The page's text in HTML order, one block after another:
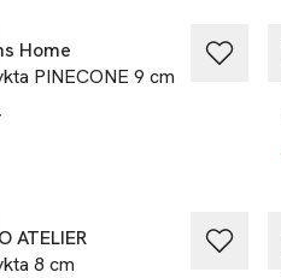
Home
PINECONE 9 cm
ATELIER
8 cm